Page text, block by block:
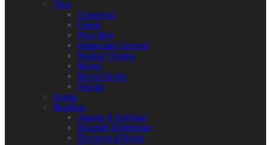
Fiksi
Dongeng
Fabel
Fiksi Mini
Kumpulan Cerpen
Naskah Drama
Novel
Novel Grafis
Roman
Komik
Nonfiksi
Agama & Spiritual
Biografi & Memoar
Ekonomi & Bisnis